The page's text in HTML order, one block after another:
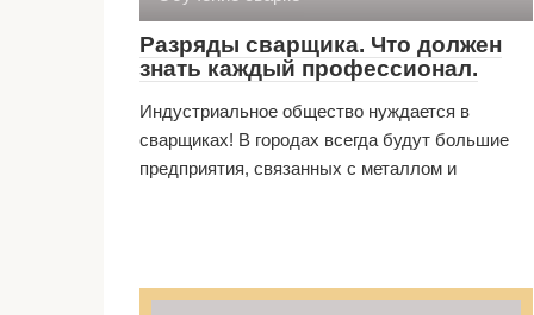
Разряды сварщика. Что должен
знать каждый профессионал.
Индустриальное общество нуждается в
сварщиках! В городах всегда будут большие
предприятия, связанных с металлом и